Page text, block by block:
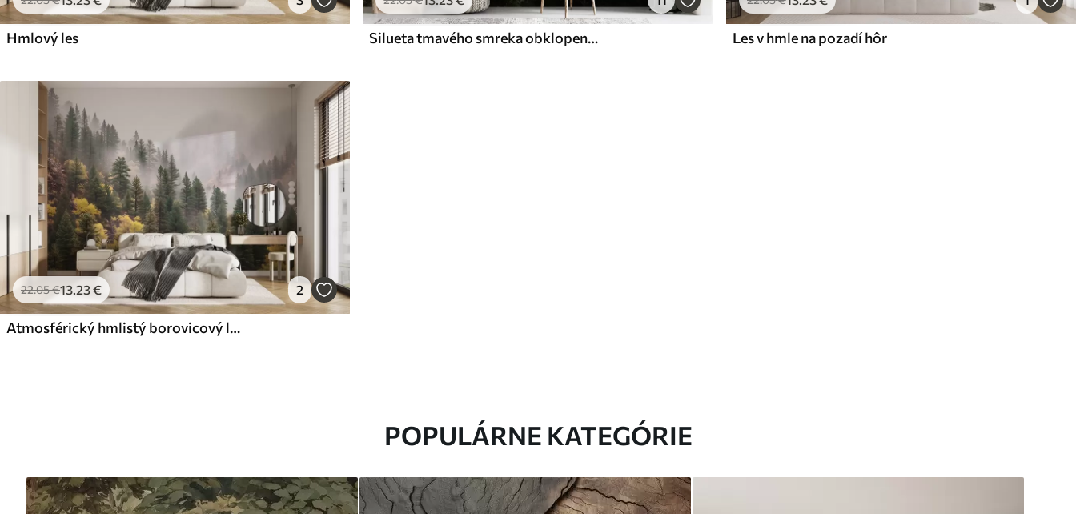
Hmlový les Silueta tmavého smreka obklopeného hmlou Les v hmle na pozadí hôr
22.05€13.23€ 2
Atmosférický hmlistý borovicový les v horách
POPULÁRNE KATEGÓRIE